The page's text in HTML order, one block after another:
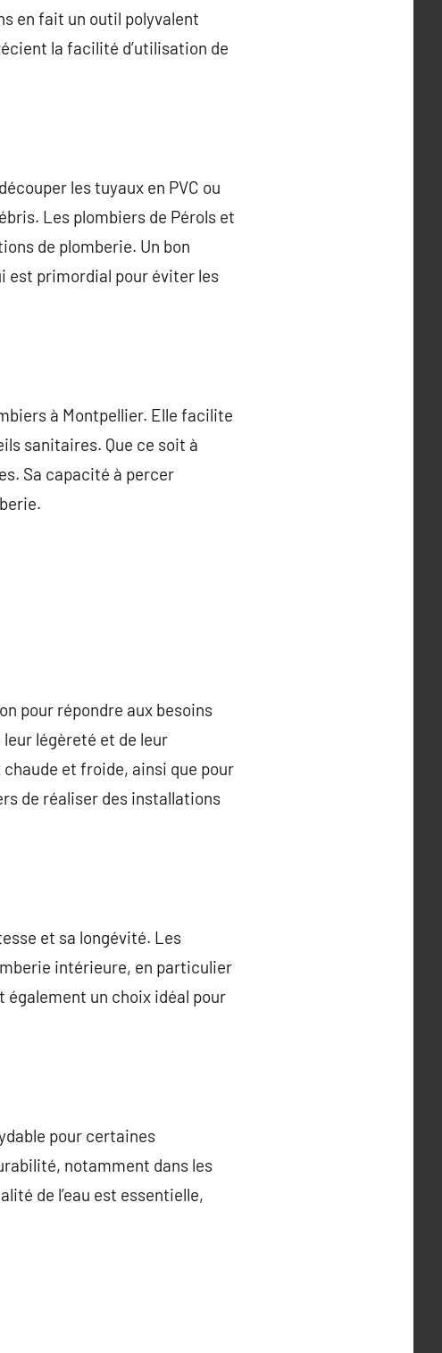
en fait un outil polyvalent
la facilité d’utilisation de
les tuyaux en PVC ou
Les plombiers de Pérols et
de plomberie. Un bon
est primordial pour éviter les
à Montpellier. Elle facilite
sanitaires. Que ce soit à
Sa capacité à percer
pour répondre aux besoins
légèreté et de leur
et froide, ainsi que pour
de réaliser des installations
et sa longévité. Les
intérieure, en particulier
un choix idéal pour
pour certaines
notamment dans les
de l’eau est essentielle,